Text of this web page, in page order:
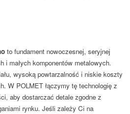
to fundament nowoczesnej, seryjnej
i małych komponentów metalowych.
wysoką powtarzalność i niskie koszty
W POLMET łączymy tę technologię z
aby dostarczać detale zgodne z
rynku. Jeśli zależy Ci na